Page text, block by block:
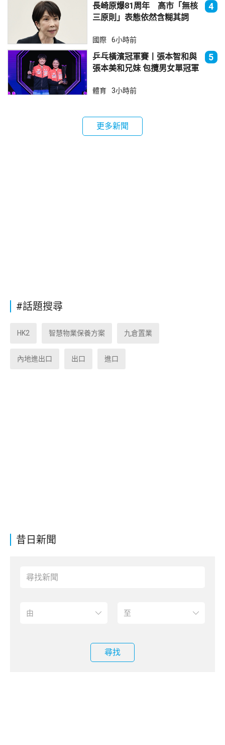
昔日新聞
尋找
長崎原爆81周年 高市「無核
三原則」表態依然含糊其詞
4
國際 6小時前
乒乓橫濱冠軍賽丨張本智和與
張本美和兄妹 包攬男女單冠軍
5
體育 3小時前
更多新聞
#話題搜尋
HK2 智慧物業保養方案 九倉置業
內地進出口 出口 進口